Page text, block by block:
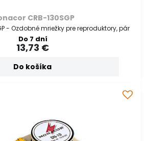
CRB-130SGP
- Ozdobné mriežky pre reproduktory, pár
Do 7 dní
13,73 €
Do košíka